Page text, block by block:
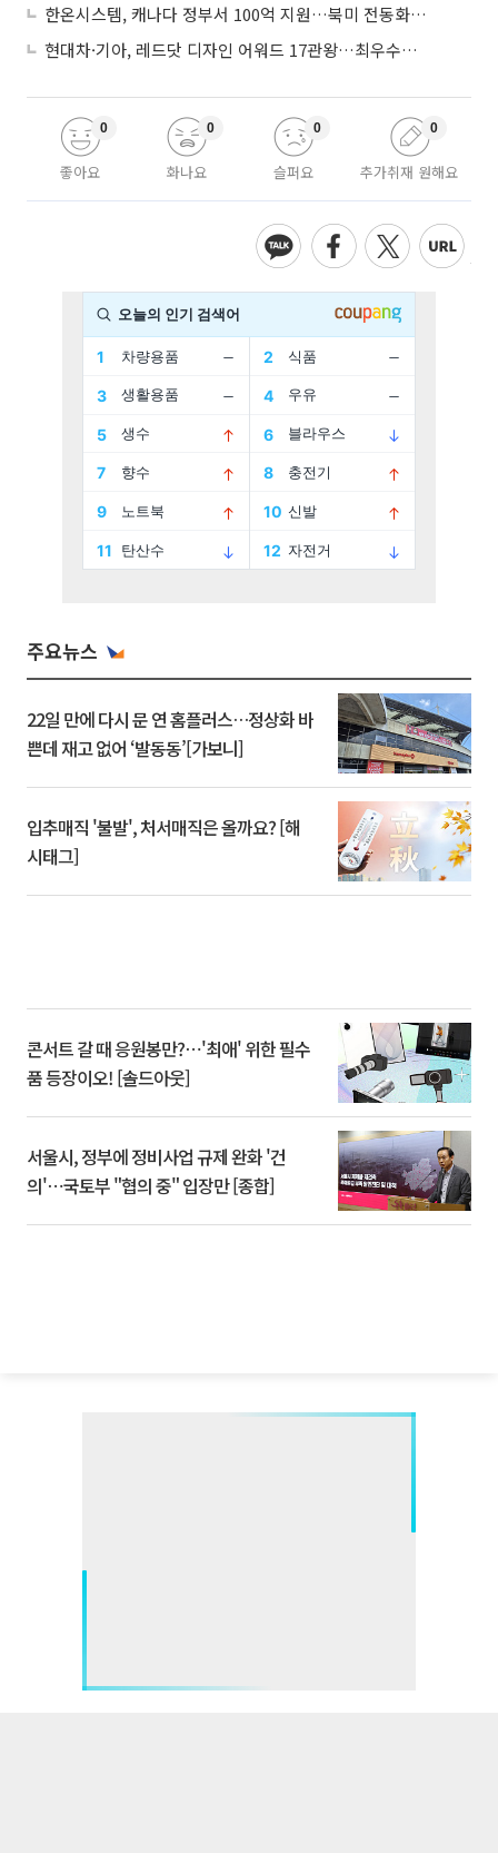
한온시스템, 캐나다 정부서 100억 지원…북미 전동화 시장 가속
현대차·기아, 레드닷 디자인 어워드 17관왕…최우수상 2개 수상
좋아요
0
화나요
0
슬퍼요
0
추가취재 원해요
0
주요뉴스
22일 만에 다시 문 연 홈플러스…정상화 바
쁜데 재고 없어 ‘발동동’[가보니]
입추매직 '불발', 처서매직은 올까요? [해
시태그]
콘서트 갈 때 응원봉만?⋯'최애' 위한 필수
품 등장이오! [솔드아웃]
서울시, 정부에 정비사업 규제 완화 '건
의'⋯국토부 "협의 중" 입장만 [종합]